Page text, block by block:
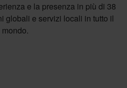
e la presenza in più di 38
globali e servizi locali in tutto il
mondo.